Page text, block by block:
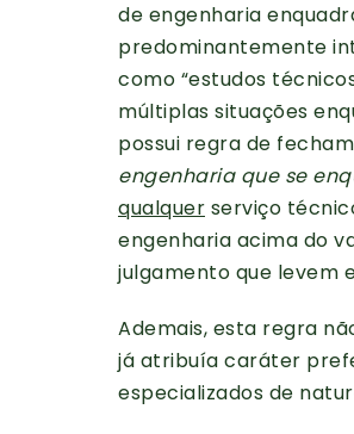
de engenharia
predominantemente
como “estudos
múltiplas situações
possui regra de
engenharia que se
qualquer serviço
engenharia acima do
julgamento que levem
Ademais, esta regra
já atribuía caráter
especializados de